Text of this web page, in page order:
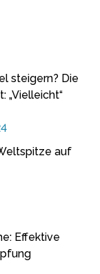
steigern? Die
„Vielleicht“
auf
Effektive